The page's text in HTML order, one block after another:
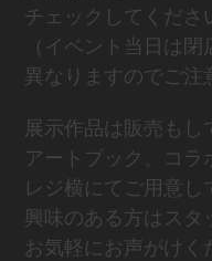
チェックしてくださ
（イベント当日は
異なりますのでご注
展示作品は販売もし
アートブック、コラ
レジ横にてご用意
興味のある方はスタ
お気軽にお声がけ